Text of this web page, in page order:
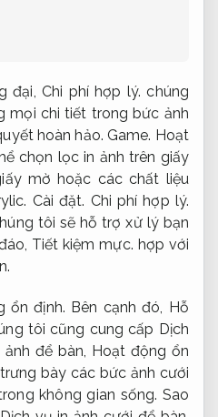
đại,Chi phí hợp lý. chúng
mọi chi tiết trong bức ảnh
hoàn hảo. Game. Hoạt
chọn lọc in ảnh trên giấy
mờ hoặc các chất liệu
Cài đặt. Chi phí hợp lý.
tôi sẽ hỗ trợ xử lý bạn
Tiết kiệm mực. hợp với
ổn định. Bên cạnh đó, Hỗ
tôi cũng cung cấp Dịch
để bàn, Hoạt động ổn
bày các bức ảnh cưới
không gian sống. Sao